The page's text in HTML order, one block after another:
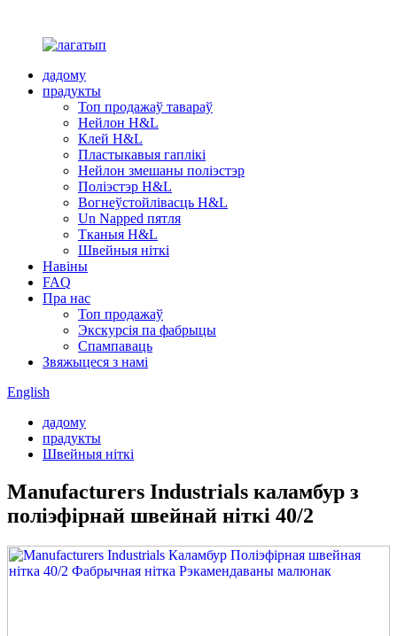
дадому
прадукты
Топ продажаў тавараў
Нейлон H&L
Клей H&L
Пластыкавыя гаплікі
Нейлон змешаны поліэстэр
Поліэстэр H&L
Вогнеўстойлівасць H&L
Un Napped пятля
Тканыя H&L
Швейныя ніткі
Навіны
FAQ
Пра нас
Топ продажаў
Экскурсія па фабрыцы
Спампаваць
Звяжыцеся з намі
English
дадому
прадукты
Швейныя ніткі
Manufacturers Industrials каламбур з
поліэфірнай швейнай ніткі 40/2